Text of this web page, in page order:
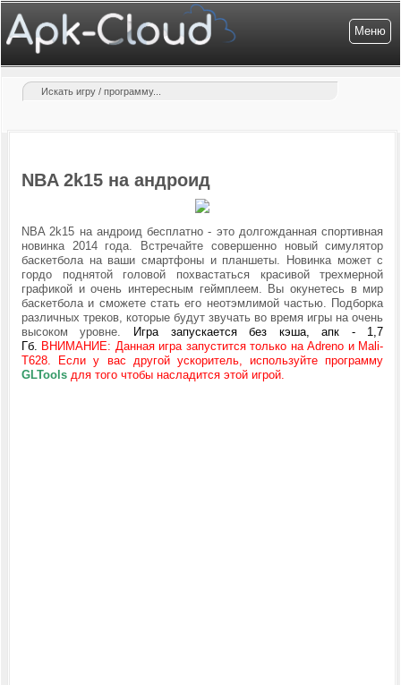
Меню
NBA 2k15 на андроид
NBA 2k15 на андроид бесплатно - это долгожданная спортивная
новинка 2014 года. Встречайте совершенно новый симулятор
баскетбола на ваши смартфоны и планшеты. Новинка может с
гордо поднятой головой похвастаться красивой трехмерной
графикой и очень интересным геймплеем. Вы окунетесь в мир
баскетбола и сможете стать его неотэмлимой частью. Подборка
различных треков, которые будут звучать во время игры на очень
высоком уровне.
Игра запускается без кэша, апк - 1,7
Гб. ВНИМАНИЕ: Данная игра запуститсятолько на Adreno и Mali-
T628. Если у вас другой ускоритель, используйте программу
GLTools для того чтобы насладится этой игрой.